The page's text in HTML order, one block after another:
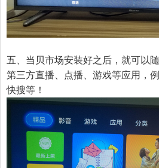
五、当贝市场安装好之后，就可以
第三方直播、点播、游戏等应用，
快搜等！